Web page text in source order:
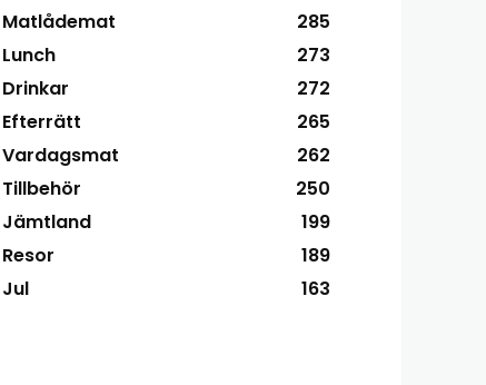
Matlådemat
285
Lunch
273
Drinkar
272
Efterrätt
265
Vardagsmat
262
Tillbehör
250
Jämtland
199
Resor
189
Jul
163